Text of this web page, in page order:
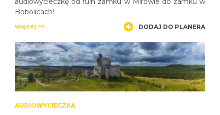
Bobolicach!
więcej >> DODAJ DO PLANERA
AUDIOWYCIECZKA